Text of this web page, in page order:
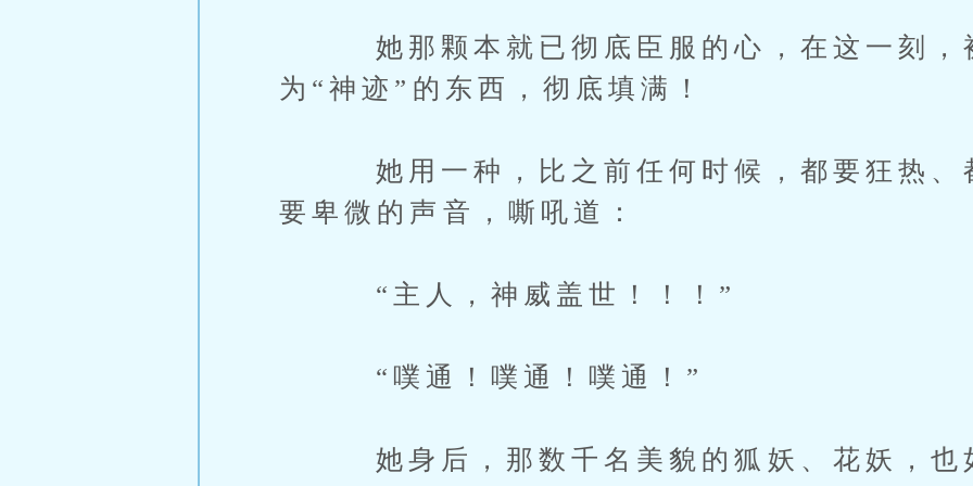
她那颗本就已彻底臣服的心，在这一刻，
为“神迹”的东西，彻底填满！
她用一种，比之前任何时候，都要狂热、
要卑微的声音，嘶吼道：
“主人，神威盖世！！！”
“噗通！噗通！噗通！”
她身后，那数千名美貌的狐妖、花妖，也